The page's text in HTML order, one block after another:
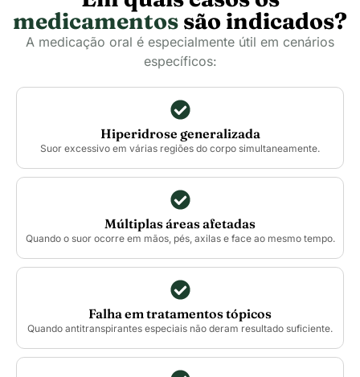
medicamentos são indicados?
A medicação oral é especialmente útil em cenários
específicos:
Hiperidrose generalizada
Suor excessivo em várias regiões do corpo simultaneamente.
Múltiplas áreas afetadas
Quando o suor ocorre em mãos, pés, axilas e face ao mesmo tempo.
Falha em tratamentos tópicos
Quando antitranspirantes especiais não deram resultado suficiente.